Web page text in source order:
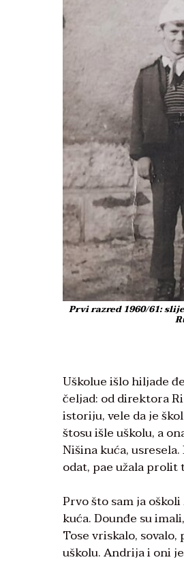
Prvi razred 1960/61:
Uškolue išlo hiljade
čeljad: od direktora
istoriju, vele da je
štosu išle uškolu, a
Nišina kuća,
odat, pae užala
Prvo što sam ja
kuća. Dounđe su
Tose vriskalo,
uškolu. Andrija i oni